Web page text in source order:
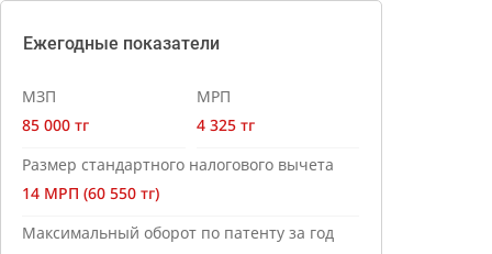
Ежегодные показатели
МЗП
85 000 тг
МРП
4 325 тг
Размер стандартного налогового вычета
14 МРП (60 550 тг)
Максимальный оборот по патенту за год